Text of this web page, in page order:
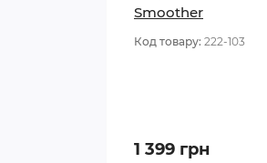
Smoother
Код товару: 222-103
1 399 грн